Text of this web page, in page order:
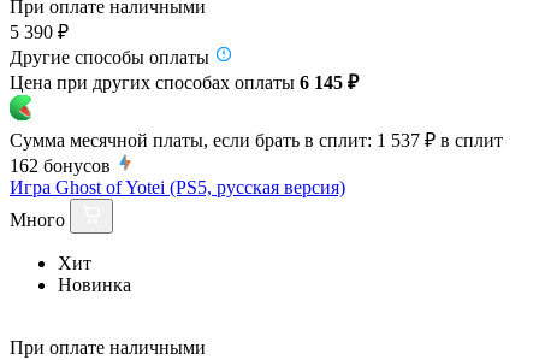
При оплате наличными
5 390 ₽
Другие способы оплаты
Цена при других способах оплаты 6 145 ₽
Сумма месячной платы, если брать в сплит: 1 537 ₽ в сплит
162 бонусов
Игра Ghost of Yotei (PS5, русская версия)
Много
Хит
Новинка
При оплате наличными